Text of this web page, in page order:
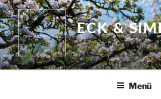
Zum
Inhalt
springen
ECK &
Weinmacher
Menü